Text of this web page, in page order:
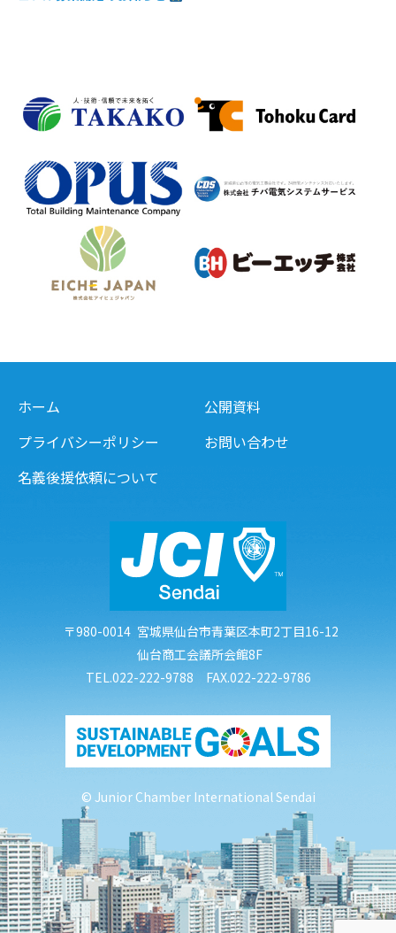
ホーム
プライバシーポリシー
名義後援依頼について
公開資料
お問い合わせ
〒980-0014 宮城県仙台市青葉区本町2丁目16-12
仙台商工会議所会館8F
TEL.022-222-9788 FAX.022-222-9786
© Junior Chamber International Sendai